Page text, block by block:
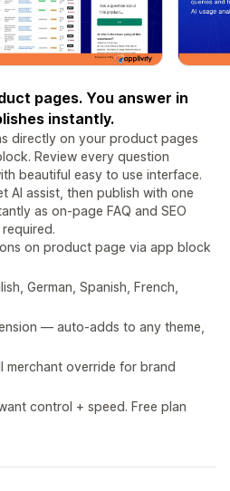
pages. You answer in
instantly.
directly on your product pages
Review every question
beautiful easy to use interface.
AI assist, then publish with one
as on-page FAQ and SEO
on product page via app block
German, Spanish, French,
— auto-adds to any theme,
merchant override for brand
control + speed. Free plan